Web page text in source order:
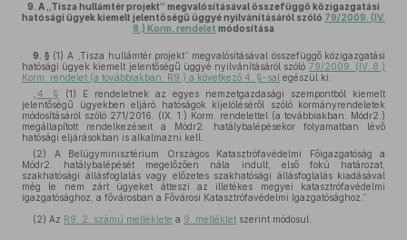
9. A „Tisza hullámtér projekt” megvalósításával összefüggő közigazgatási
hatósági ügyek kiemelt jelentőségű üggyé nyilvánításáról szóló 79/2009. (IV.
8.) Korm. rendelet módosítása
9. § (1) A „Tisza hullámtér projekt” megvalósításával összefüggő közigazgatási
hatósági ügyek kiemelt jelentőségű üggyé nyilvánításáról szóló 79/2009. (IV. 8.)
Korm. rendelet (a továbbiakban: R9.) a következő 4. §-sal egészül ki:
4. § (1) E rendeletnek az egyes nemzetgazdasági szempontból kiemelt
jelentőségű ügyekben eljáró hatóságok kijelöléséről szóló kormányrendeletek
módosításáról szóló 271/2016. (IX. 1.) Korm. rendelettel (a továbbiakban: Módr2.)
megállapított rendelkezéseit a Módr2. hatálybalépésekor folyamatban lévő
hatósági eljárásokban is alkalmazni kell.
(2) A Belügyminisztérium Országos Katasztrófavédelmi Főigazgatóság a
Módr2. hatálybalépését megelőzően nála indult, első fokú határozat,
szakhatósági állásfoglalás vagy előzetes szakhatósági állásfoglalás kiadásával
még le nem zárt ügyeket átteszi az illetékes megyei katasztrófavédelmi
igazgatósághoz, a fővárosban a Fővárosi Katasztrófavédelmi Igazgatósághoz.”
(2) Az R9. 2. számú melléklete a 9. melléklet szerint módosul.